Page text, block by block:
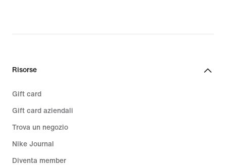
Risorse
Gift card
Gift card aziendali
Trova un negozio
Nike Journal
Diventa member